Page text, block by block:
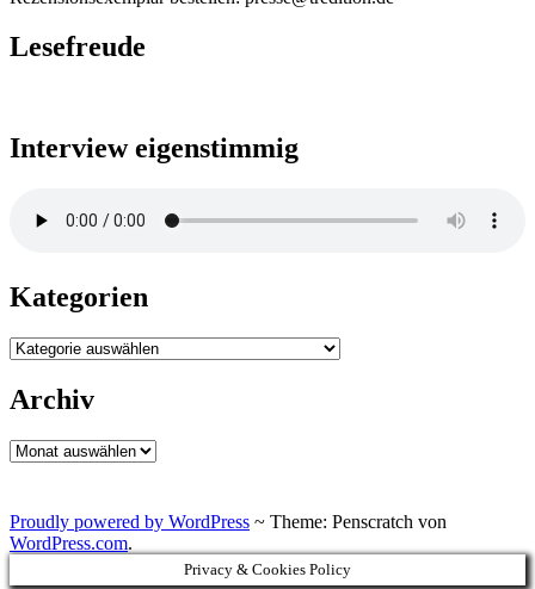
Lesefreude
Interview eigenstimmig
Kategorien
Kategorien
Archiv
Archiv
Proudly powered by WordPress ~ Theme: Penscratch von
WordPress.com.
Privacy & Cookies Policy